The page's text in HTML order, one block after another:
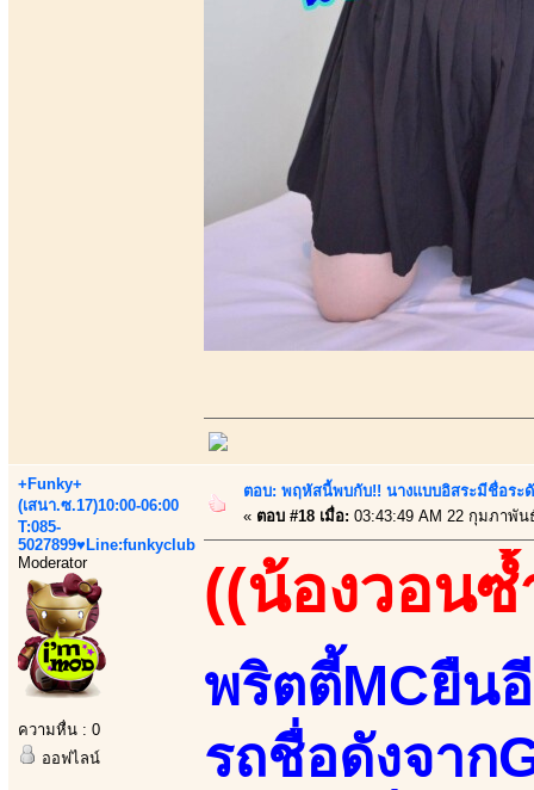
+Funky+
(เสนา.ซ.17)10:00-06:00
T:085-
5027899♥Line:funkyclub
Moderator
ความหื่น : 0
ออฟไลน์
ตอบ: พฤหัสนี้พบกับ!! นางแบบอิสระมีชื่อระ
« ตอบ #18 เมื่อ: 03:43:49 AM 22 กุมภาพัน
((น้องวอนซ้
พริตตี้MCยืน
รถชื่อดังจาก